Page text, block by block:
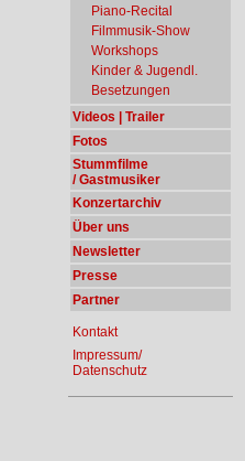
Piano-Recital
Filmmusik-Show
Workshops
Kinder & Jugendl.
Besetzungen
Videos | Trailer
Fotos
Stummfilme
/ Gastmusiker
Konzertarchiv
Über uns
Newsletter
Presse
Partner
Kontakt
Impressum/
Datenschutz